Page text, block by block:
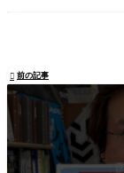
 前の記事